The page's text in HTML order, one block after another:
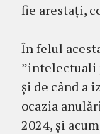
fie arestați,
În felul
”intelectuali
și de când a
ocazia
2024, și